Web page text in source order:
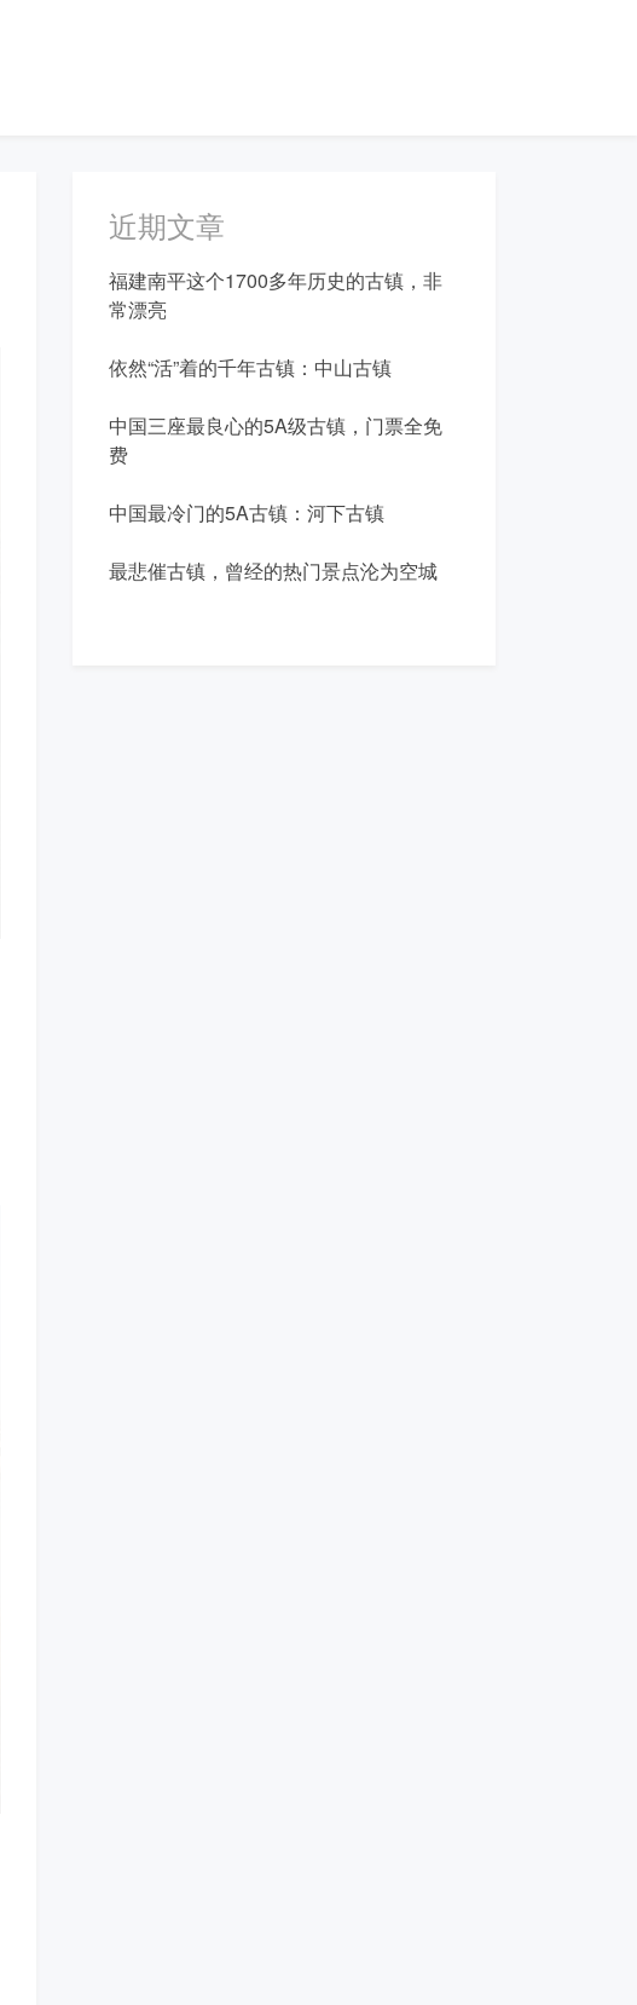
近期文章
福建南平这个1700多年历史的古镇，非
常漂亮
依然“活”着的千年古镇：中山古镇
中国三座最良心的5A级古镇，门票全免
费
中国最冷门的5A古镇：河下古镇
最悲催古镇，曾经的热门景点沦为空城